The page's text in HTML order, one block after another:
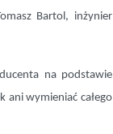
Bartol, inżynier
na podstawie
ani wymieniać całego